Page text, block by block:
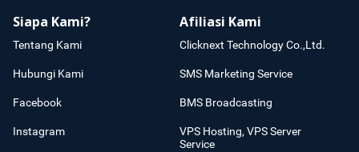
Siapa Kami?
Tentang Kami
Hubungi Kami
Facebook
Instagram
Afiliasi Kami
Clicknext Technology Co.,Ltd.
SMS Marketing Service
BMS Broadcasting
VPS Hosting, VPS Server
Service